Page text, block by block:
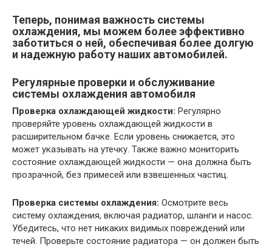
Теперь, понимая важность системы
охлаждения, мы можем более эффективно
заботиться о ней, обеспечивая более долгую
и надежную работу наших автомобилей.
Регулярные проверки и обслуживание
системы охлаждения автомобиля
Проверка охлаждающей жидкости: Регулярно
проверяйте уровень охлаждающей жидкости в
расширительном бачке. Если уровень снижается, это
может указывать на утечку. Также важно мониторить
состояние охлаждающей жидкости — она должна быть
прозрачной, без примесей или взвешенных частиц.
Проверка системы охлаждения: Осмотрите весь
систему охлаждения, включая радиатор, шланги и насос.
Убедитесь, что нет никаких видимых повреждений или
течей. Проверьте состояние радиатора — он должен быть